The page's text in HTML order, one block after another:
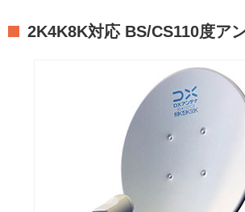
2K4K8K対応 BS/CS110度ア